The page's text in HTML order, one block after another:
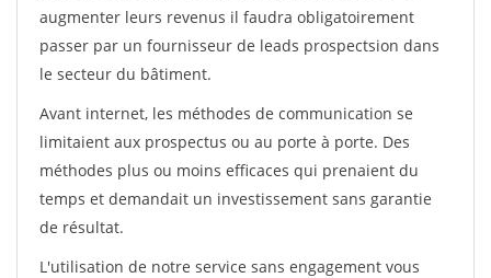
augmenter leurs revenus il faudra obligatoirement
passer par un fournisseur de leads prospectsion dans
le secteur du bâtiment.
Avant internet, les méthodes de communication se
limitaient aux prospectus ou au porte à porte. Des
méthodes plus ou moins efficaces qui prenaient du
temps et demandait un investissement sans garantie
de résultat.
L'utilisation de notre service sans engagement vous